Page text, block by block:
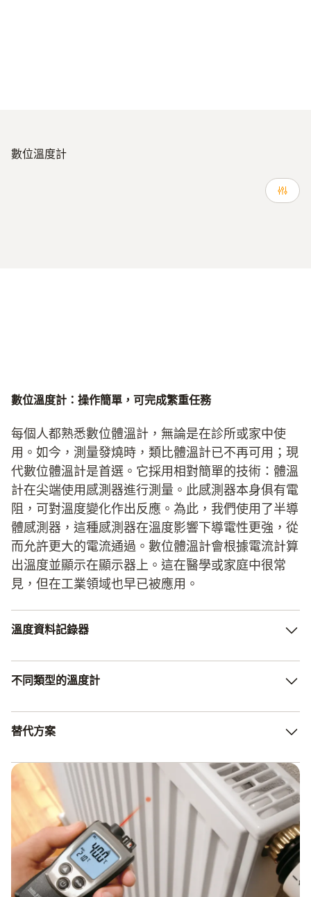
數位溫度計
數位溫度計：操作簡單，可完成繁重任務
每個人都熟悉數位體溫計，無論是在診所或家中使
用。如今，測量發燒時，類比體溫計已不再可用；現
代數位體溫計是首選。它採用相對簡單的技術：體溫
計在尖端使用感測器進行測量。此感測器本身俱有電
阻，可對溫度變化作出反應。為此，我們使用了半導
體感測器，這種感測器在溫度影響下導電性更強，從
而允許更大的電流通過。數位體溫計會根據電流計算
出溫度並顯示在顯示器上。這在醫學或家庭中很常
見，但在工業領域也早已被應用。
溫度資料記錄器
化或溫度曲線清晰可見，從而便於評估。這需要溫度資料記
度計。
不同類型的溫度計
固定或
替代方案
這些只是一小部分，因為數位溫度計適用於溫度及其維護至
關重要的領域。它們無法被其他測量設備取代，但通常與其
他測量設備配合使用。這樣可以同時測量溫度和濕度值。